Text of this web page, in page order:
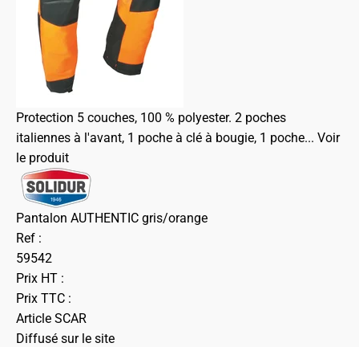
Protection 5 couches, 100 % polyester. 2 poches
italiennes à l'avant, 1 poche à clé à bougie, 1 poche... Voir
le produit
Pantalon AUTHENTIC gris/orange
Ref :
59542
Prix HT :
Prix TTC :
Article SCAR
Diffusé sur le site